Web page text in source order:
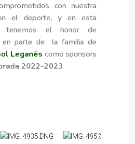
con nuestra
el deporte, y en esta
tenemos el honor de
en parte de la familia de
Leganés como sponsors
2022-2023.